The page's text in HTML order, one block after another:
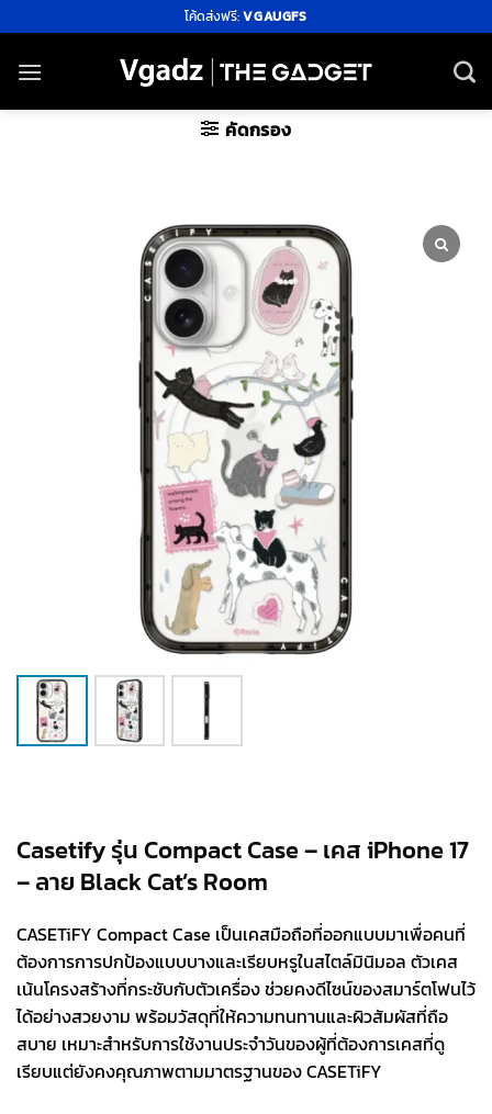
ไป
ยัง
โค้ดส่งฟรี:VGAUGFS
คัดกรอง
Casetify รุ่น Compact Case – เคส iPhone 17
– ลาย Black Cat’s Room
CASETiFY Compact Case เป็นเคสมือถือที่ออกแบบมาเพื่อคนที่
ต้องการการปกป้องแบบบางและเรียบหรูในสไตล์มินิมอล ตัวเคส
เน้นโครงสร้างที่กระชับกับตัวเครื่อง ช่วยคงดีไซน์ของสมาร์ตโฟนไว้
ได้อย่างสวยงาม พร้อมวัสดุที่ให้ความทนทานและผิวสัมผัสที่ถือ
สบาย เหมาะสำหรับการใช้งานประจำวันของผู้ที่ต้องการเคสที่ดู
เรียบแต่ยังคงคุณภาพตามมาตรฐานของ CASETiFY